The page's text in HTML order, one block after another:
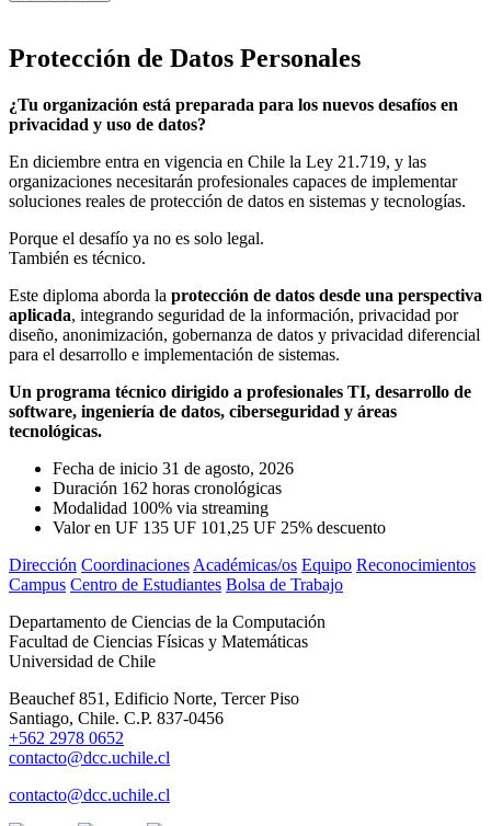
Protección de Datos Personales
¿Tu organización está preparada para los nuevos desafíos en
privacidad y uso de datos?
En diciembre entra en vigencia en Chile la Ley 21.719, y las
organizaciones necesitarán profesionales capaces de implementar
soluciones reales de protección de datos en sistemas y tecnologías.
Porque el desafío ya no es solo legal.
También es técnico.
Este diploma aborda la protección de datos desde una perspectiva
aplicada, integrando seguridad de la información, privacidad por
diseño, anonimización, gobernanza de datos y privacidad diferencial
para el desarrollo e implementación de sistemas.
Un programa técnico dirigido a profesionales TI, desarrollo de
software, ingeniería de datos, ciberseguridad y áreas
tecnológicas.
Fecha de inicio 31 de agosto, 2026
Duración 162 horas cronológicas
Modalidad 100% via streaming
Valor en UF 135 UF 101,25 UF 25% descuento
Dirección Coordinaciones Académicas/os Equipo Reconocimientos
Campus Centro de Estudiantes Bolsa de Trabajo
Departamento de Ciencias de la Computación
Facultad de Ciencias Físicas y Matemáticas
Universidad de Chile
Beauchef 851, Edificio Norte, Tercer Piso
Santiago, Chile. C.P. 837-0456
+562 2978 0652
contacto@dcc.uchile.cl
contacto@dcc.uchile.cl